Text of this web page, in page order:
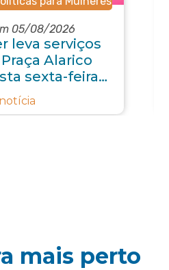
05/08/2026
leva serviços
Alarico
sexta-feira
08)
mais perto